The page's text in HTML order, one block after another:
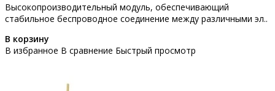
Высокопроизводительный модуль, обеспечивающий
стабильное беспроводное соединение между различными эл..
В корзину
В избранное В сравнение Быстрый просмотр